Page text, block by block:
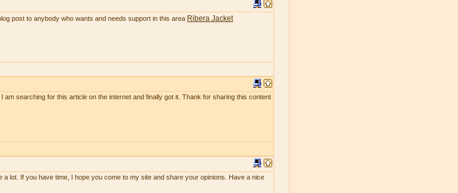
post to anybody who wants and needs support in this area Ribera Jacket
am searching for this article on the internet and finally got it. Thank for sharing this content
a lot. If you have time, I hope you come to my site and share your opinions. Have a nice